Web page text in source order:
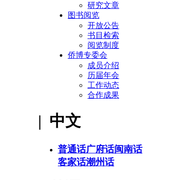
研究文章
图书阅览
开放公告
书目检索
阅览制度
侨博专委会
成员介绍
历届年会
工作动态
合作成果
| 中文
普通话广府话闽南话
客家话潮州话